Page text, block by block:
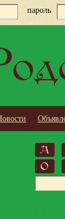
пароль
А
О